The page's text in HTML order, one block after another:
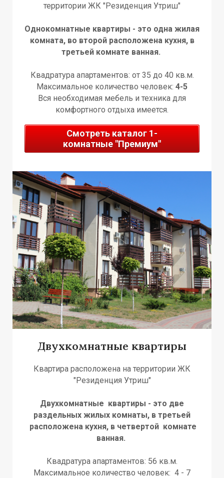
Т
А
территории ЖК "Резиденция Утриш"
Однокомнатные квартиры - это одна жилая
комната, во второй расположена кухня, в
третьей комнате ванная.
Квадратура апартаментов: от 35 до 40 кв.м.
Максимальное количество человек: 4-5
Вся необходимая мебель и техника для
комфортного отдыха имеется.
Смотреть каталог 1-
комнатные "Премиум"
Двухкомнатные квартиры
Квартира расположена на территории ЖК
"Резиденция Утриш"
Двухкомнатные квартиры - это две
раздельных жилых комнаты, в третьей
расположена кухня, в четвертой комнате
ванная.
Квадратура апартаментов: 56 кв.м.
Максимальное количество человек: 4 - 7
Т
А
О
Т